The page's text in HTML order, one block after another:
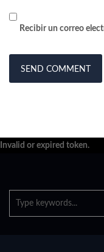
Recibir un correo
Invalid or expired token.